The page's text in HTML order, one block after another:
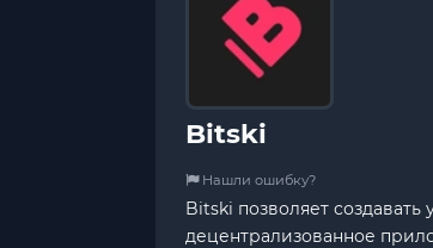
Bitski
Нашли ошибку?
Bitski позволяет
децентрализованное